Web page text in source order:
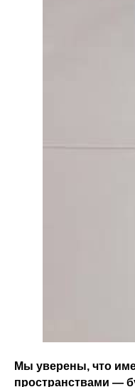
Мы уверены, что
пространствами —